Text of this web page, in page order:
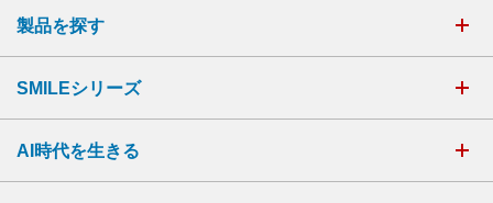
製品を探す
SMILEシリーズ
AI時代を生きる